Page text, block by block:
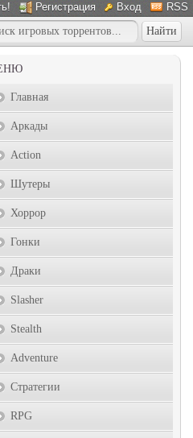
Регистрация Вход RSS
Главная
Аркады
Action
Шутеры
Хоррор
Гонки
Драки
Slasher
Stealth
Adventure
Стратегии
RPG